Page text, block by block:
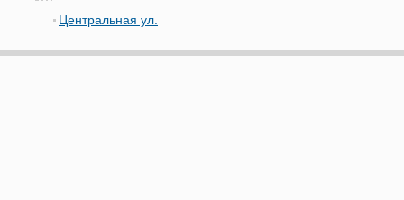
Центральная ул.